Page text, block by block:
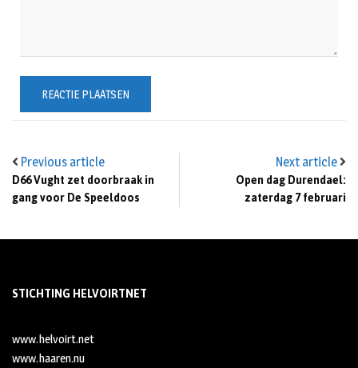
Previous article
D66 Vught zet doorbraak in
gang voor De Speeldoos
Next article
Open dag Durendael:
zaterdag 7 februari
STICHTING HELVOIRTNET
www.helvoirt.net
www.haaren.nu